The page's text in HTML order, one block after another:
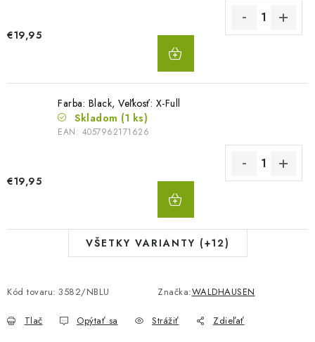
€19,95
Farba: Black, Veľkosť: X-Full
Skladom (1 ks)
EAN: 4057962171626
€19,95
VŠETKY VARIANTY (+12)
Kód tovaru: 3582/NBLU Značka:WALDHAUSEN
Tlač Opýtať sa Strážiť Zdieľať